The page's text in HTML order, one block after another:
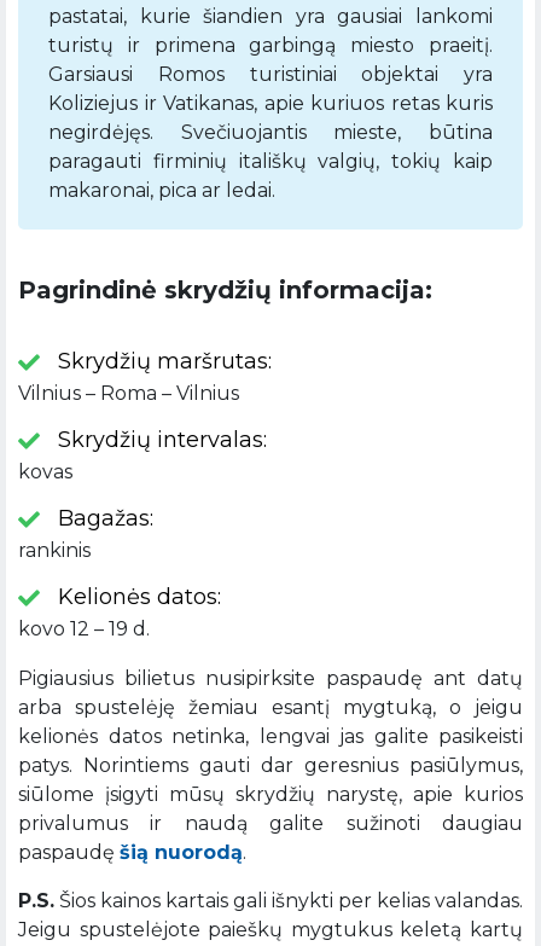
pastatai, kurie šiandien yra gausiai lankomi
turistų ir primena garbingą miesto praeitį.
Garsiausi Romos turistiniai objektai yra
Koliziejus ir Vatikanas, apie kuriuos retas kuris
negirdėjęs. Svečiuojantis mieste, būtina
paragauti firminių itališkų valgių, tokių kaip
makaronai, pica ar ledai.
Pagrindinė skrydžių informacija:
Skrydžių maršrutas:
Vilnius – Roma – Vilnius
Skrydžių intervalas:
kovas
Bagažas:
rankinis
Kelionės datos:
kovo 12 – 19 d.
Pigiausius bilietus nusipirksite paspaudę ant datų
arba spustelėję žemiau esantį mygtuką, o jeigu
kelionės datos netinka, lengvai jas galite pasikeisti
patys. Norintiems gauti dar geresnius pasiūlymus,
siūlome įsigyti mūsų skrydžių narystę, apie kurios
privalumus ir naudą galite sužinoti daugiau
paspaudę šią nuorodą.
P.S. Šios kainos kartais gali išnykti per kelias valandas.
Jeigu spustelėjote paieškų mygtukus keletą kartų